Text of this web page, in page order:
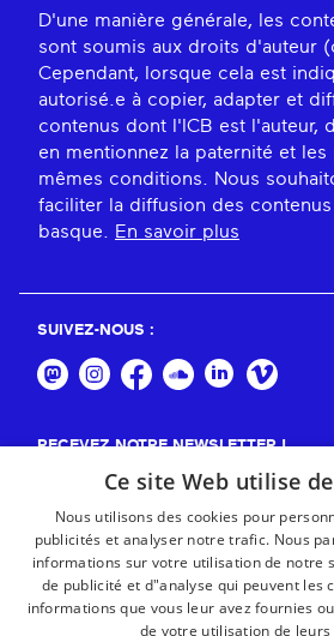
D'une manière générale, les
sont soumis aux droits d'auteur
Cependant, lorsque cela est
autorisé.e à copier, adapter et
contenus dont l'ICB est l'auteur,
en mentionnez la paternité et les
mêmes conditions. Nous
faciliter la diffusion des
basque. En savoir plus
SUIVEZ-NOUS :
RECEVEZ NOTRE NEWSLETTER !
Ce site Web utilise
Nous utilisons des cookies pour
publicités et analyser notre trafic. Nous
informations sur votre utilisation de notre
de publicité et d"analyse qui peuvent les
informations que vous leur avez fournies
de votre utilisation de leurs